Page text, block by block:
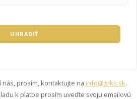
UHRADIŤ
prosím, kontaktujte na info@zrks.sk.
k platbe prosím uveďte svoju emailovú